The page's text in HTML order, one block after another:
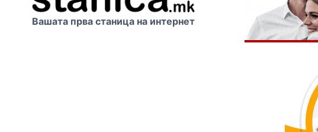
Вашата прва станица на интернет